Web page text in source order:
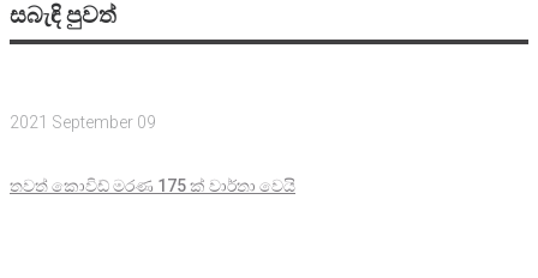
සබැඳි පුවත්
2021 September 09
තවත් කොවිඩ් මරණ 175 ක් වාර්තා වෙයි